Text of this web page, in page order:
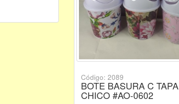
Código: 2089
BOTE BASURA C TAPA
CHICO #AO-0602